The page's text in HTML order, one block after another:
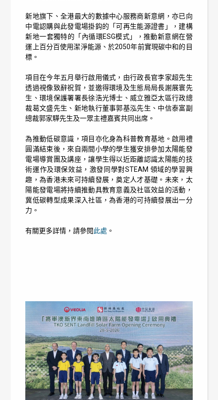
新地旗下、全港最大的數據中心服務商新意網，亦已向
中電認購與此發電場掛鈎的「可再生能源證書」，建構
新地一套獨特的「內循環ESG模式」，推動新意網在營
運上百分百使用潔淨能源、於2050年前實現碳中和的目
標。
項目在今年五月舉行啟用儀式，由行政長官李家超先生
透過視像致辭祝賀，並邀得環境及生態局局長謝展寰先
生、環境保護署署長徐浩光博士、威立雅亞太區行政總
裁葛文盛先生、新地執行董事郭基泓先生、中信泰富副
總裁郭家驊先生及一眾主禮嘉賓共同出席。
為推動低碳意識，項目亦化身為科普教育基地。啟用禮
圓滿結束後，來自兩間小學的學生獲安排參加太陽能發
電場導賞團及講座，讓學生得以近距離認識太陽能的技
術運作及環保效益，激發同學對STEAM 領域的學習興
趣，為香港未來可持續發展，奠定人才基礎。未來，太
陽能發電場將持續推動具教育意義及社區效益的活動，
冀低碳轉型成果深入社區，為香港的可持續發展出一分
力。
有關更多詳情，請參閱此處 。